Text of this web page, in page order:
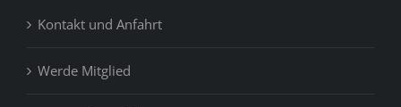
Kontakt und Anfahrt
Werde Mitglied